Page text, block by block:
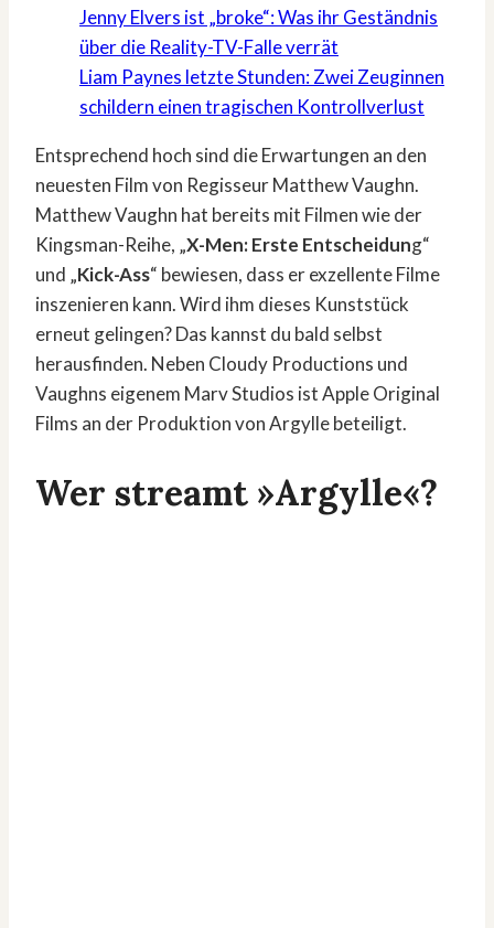
Jenny Elvers ist „broke“: Was ihr Geständnis
über die Reality-TV-Falle verrät
Liam Paynes letzte Stunden: Zwei Zeuginnen
schildern einen tragischen Kontrollverlust
Entsprechend hoch sind die Erwartungen an den
neuesten Film von Regisseur Matthew Vaughn.
Matthew Vaughn hat bereits mit Filmen wie der
Kingsman-Reihe, „X-Men: Erste Entscheidung“
und „Kick-Ass“ bewiesen, dass er exzellente Filme
inszenieren kann. Wird ihm dieses Kunststück
erneut gelingen? Das kannst du bald selbst
herausfinden. Neben Cloudy Productions und
Vaughns eigenem Marv Studios ist Apple Original
Films an der Produktion von Argylle beteiligt.
Wer streamt »Argylle«?